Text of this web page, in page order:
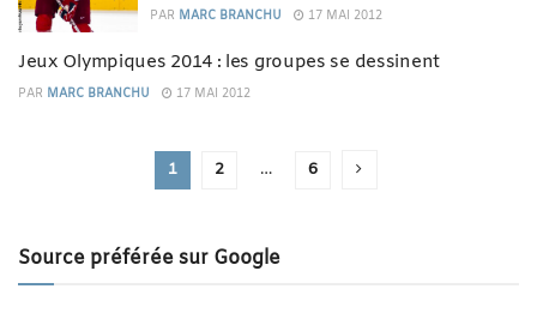
PAR MARC BRANCHU 17 MAI 2012
Jeux Olympiques 2014 : les groupes se dessinent
PAR MARC BRANCHU 17 MAI 2012
1 2 … 6
Source préférée sur Google